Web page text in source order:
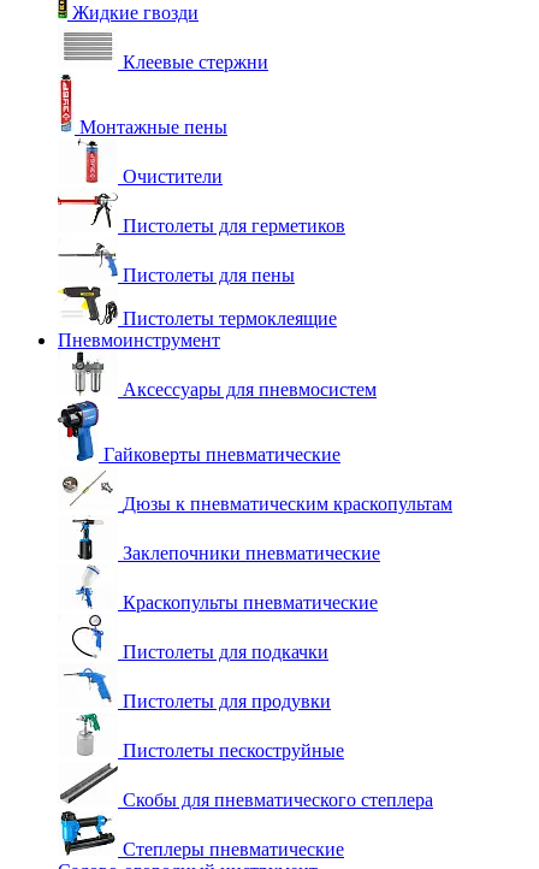
Жидкие гвозди
Клеевые стержни
Монтажные пены
Очистители
Пистолеты для герметиков
Пистолеты для пены
Пистолеты термоклеящие
Пневмоинструмент
Аксессуары для пневмосистем
Гайковерты пневматические
Дюзы к пневматическим краскопультам
Заклепочники пневматические
Краскопульты пневматические
Пистолеты для подкачки
Пистолеты для продувки
Пистолеты пескоструйные
Скобы для пневматического степлера
Степлеры пневматические